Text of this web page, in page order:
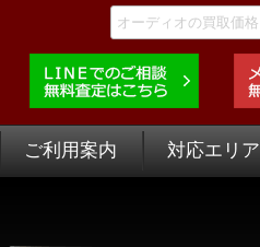
ご利用案内 対応エリア